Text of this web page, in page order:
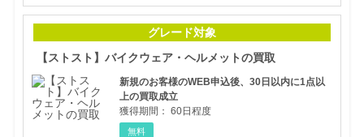
グレード対象
【ストスト】バイクウェア・ヘルメットの買取
新規のお客様のWEB申込後、30日以内に1点以
上の買取成立
獲得期間： 60日程度
無料